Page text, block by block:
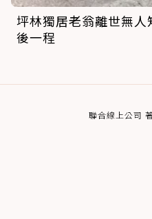
坪林獨居老翁離世無
後一程
聯合線上公司